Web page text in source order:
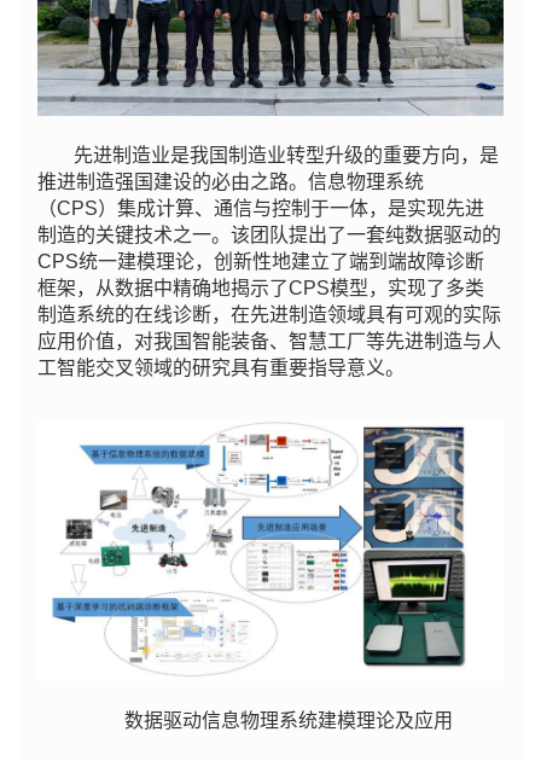
先进制造业是我国制造业转型升级的重要方向，是
推进制造强国建设的必由之路。信息物理系统
（CPS）集成计算、通信与控制于一体，是实现先进
制造的关键技术之一。该团队提出了一套纯数据驱动的
CPS统一建模理论，创新性地建立了端到端故障诊断
框架，从数据中精确地揭示了CPS模型，实现了多类
制造系统的在线诊断，在先进制造领域具有可观的实际
应用价值，对我国智能装备、智慧工厂等先进制造与人
工智能交叉领域的研究具有重要指导意义。
数据驱动信息物理系统建模理论及应用